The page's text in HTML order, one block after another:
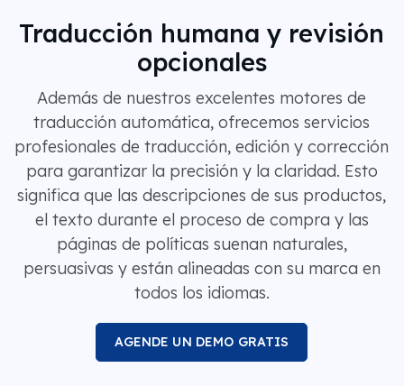
Traducción humana y revisión
opcionales
Además de nuestros excelentes motores de
traducción automática, ofrecemos servicios
profesionales de traducción, edición y corrección
para garantizar la precisión y la claridad. Esto
significa que las descripciones de sus productos,
el texto durante el proceso de compra y las
páginas de políticas suenan naturales,
persuasivas y están alineadas con su marca en
todos los idiomas.
AGENDE UN DEMO GRATIS